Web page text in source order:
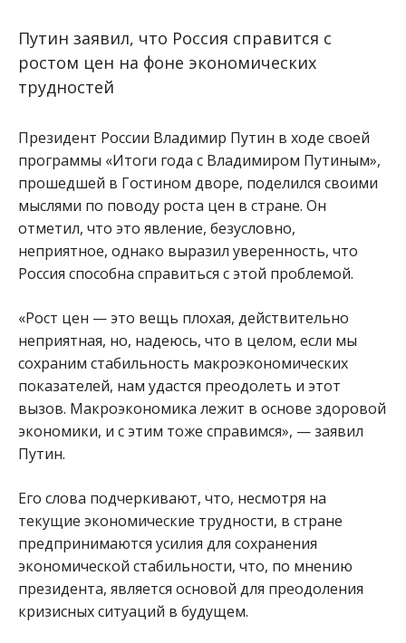
Путин заявил, что Россия справится с
ростом цен на фоне экономических
трудностей
Президент России Владимир Путин в ходе своей
программы «Итоги года с Владимиром Путиным»,
прошедшей в Гостином дворе, поделился своими
мыслями по поводу роста цен в стране. Он
отметил, что это явление, безусловно,
неприятное, однако выразил уверенность, что
Россия способна справиться с этой проблемой.
«Рост цен — это вещь плохая, действительно
неприятная, но, надеюсь, что в целом, если мы
сохраним стабильность макроэкономических
показателей, нам удастся преодолеть и этот
вызов. Макроэкономика лежит в основе здоровой
экономики, и с этим тоже справимся», — заявил
Путин.
Его слова подчеркивают, что, несмотря на
текущие экономические трудности, в стране
предпринимаются усилия для сохранения
экономической стабильности, что, по мнению
президента, является основой для преодоления
кризисных ситуаций в будущем.